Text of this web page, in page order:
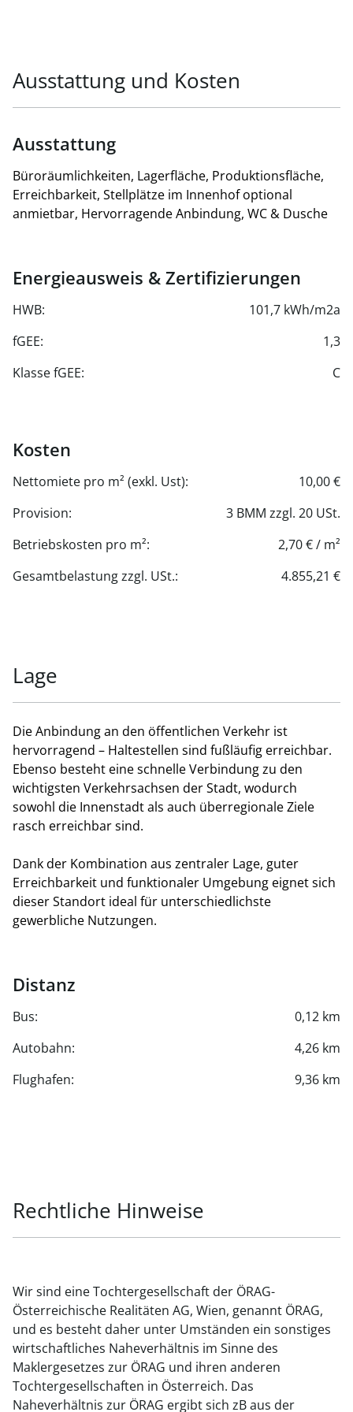
Ausstattung und Kosten
Ausstattung
Büroräumlichkeiten, Lagerfläche, Produktionsfläche,
Erreichbarkeit, Stellplätze im Innenhof optional
anmietbar, Hervorragende Anbindung, WC & Dusche
Energieausweis & Zertifizierungen
HWB:
101,7 kWh/m2a
fGEE:
1,3
Klasse fGEE:
C
Kosten
Nettomiete pro m² (exkl. Ust):
10,00 €
Provision:
3 BMM zzgl. 20 USt.
Betriebskosten pro m²:
2,70 € / m²
Gesamtbelastung zzgl. USt.:
4.855,21 €
Lage
Die Anbindung an den öffentlichen Verkehr ist
hervorragend – Haltestellen sind fußläufig erreichbar.
Ebenso besteht eine schnelle Verbindung zu den
wichtigsten Verkehrsachsen der Stadt, wodurch
sowohl die Innenstadt als auch überregionale Ziele
rasch erreichbar sind.
Dank der Kombination aus zentraler Lage, guter
Erreichbarkeit und funktionaler Umgebung eignet sich
dieser Standort ideal für unterschiedlichste
gewerbliche Nutzungen.
Distanz
Bus:
0,12 km
Autobahn:
4,26 km
Flughafen:
9,36 km
Rechtliche Hinweise
Wir sind eine Tochtergesellschaft der ÖRAG-
Österreichische Realitäten AG, Wien, genannt ÖRAG,
und es besteht daher unter Umständen ein sonstiges
wirtschaftliches Naheverhältnis im Sinne des
Maklergesetzes zur ÖRAG und ihren anderen
Tochtergesellschaften in Österreich. Das
Naheverhältnis zur ÖRAG ergibt sich zB aus der